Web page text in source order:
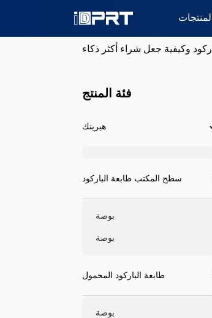
المنتجات
وكيفية جعل شراء أكثر ذكاء
فئة المنتج
هيرينك
سطح المكتب طابعة الباركود
بوصة
بوصة
طابعة الباركود المحمول
بوصة